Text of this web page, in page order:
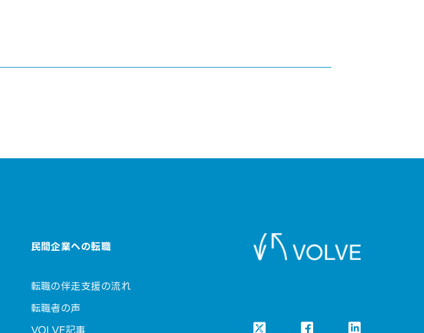
民間企業への転職
転職の伴走支援の流れ
転職者の声